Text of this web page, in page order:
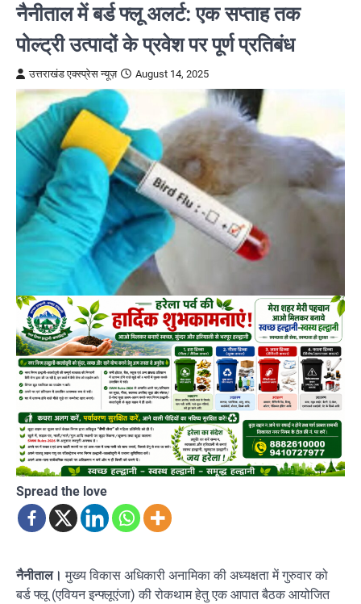
नैनीताल में बर्ड फ्लू अलर्ट: एक सप्ताह तक
पोल्ट्री उत्पादों के प्रवेश पर पूर्ण प्रतिबंध
उत्तराखंड एक्स्प्रेस न्यूज़ August 14, 2025
Spread the love
नैनीताल। मुख्य विकास अधिकारी अनामिका की अध्यक्षता में गुरुवार को
बर्ड फ्लू (एवियन इन्फ्लूएंजा) की रोकथाम हेतु एक आपात बैठक आयोजित